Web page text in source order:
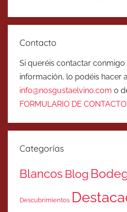
Contacto
Si queréis contactar
información, lo podéis hacer
info@nosgustaelvino.com o
FORMULARIO DE CONTACTO
Categorías
Blancos Blog
Descubrimientos